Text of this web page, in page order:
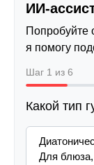
ИИ-
Попробуйте
я помогу
Шаг 1 из 6
Какой тип
Для блюза,